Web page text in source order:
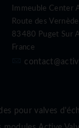
Immeuble Center
Route des
83480 Puget Sur
France
pour valves